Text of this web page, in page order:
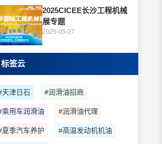
2025CICEE长沙工程机械
展专题
2025-05-27
标签云
天津日石 #润滑油招商
乘用车润滑油 #润滑油代理
夏季汽车养护 #高温发动机机油